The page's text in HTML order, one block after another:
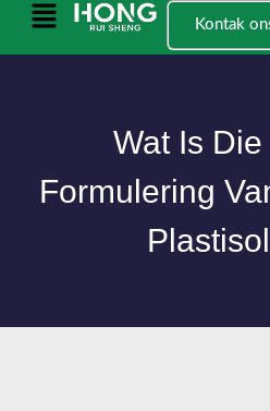
SlaanHoofkieslys Kontak
Wat Is
Formulering